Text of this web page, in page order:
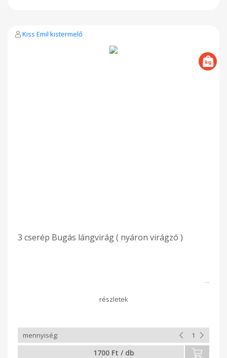
Kiss Emil kistermelő
3 cserép Bugás lángvirág ( nyáron virágzó )
1700 Ft / db